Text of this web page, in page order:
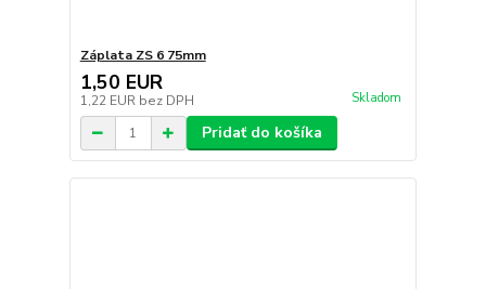
Záplata ZS 6 75mm
1,50 EUR
1,22 EUR bez DPH Skladom
Pridať do košíka